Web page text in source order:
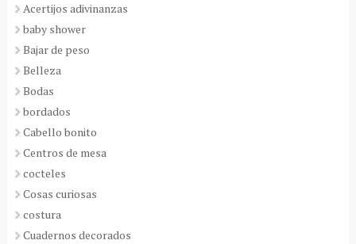
Acertijos adivinanzas
baby shower
Bajar de peso
Belleza
Bodas
bordados
Cabello bonito
Centros de mesa
cocteles
Cosas curiosas
costura
Cuadernos decorados